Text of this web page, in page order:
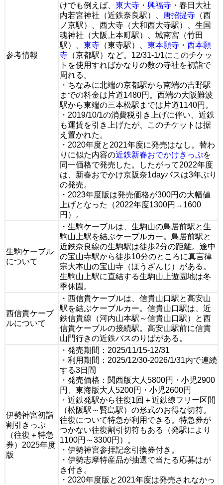
参考情報
けでも例えば、 東大寺・ 興福寺・春日大社
内若宮神社（近鉄奈良駅）、
唐招提寺（西
ノ京駅）、西大寺（大和西大寺駅）、生国
魂神社（大阪上本町駅）、城南宮（竹田
駅）、 東寺（東寺駅）、 東本願寺・ 西本願
寺（京都駅）など。12/31-1/1にこのチケッ
トを使用すればかなりの数の寺社を初詣で
周れる。
・ちなみに北端の京都駅から南端の吉野駅
までの料金は片道1480円。西端の大阪難波
駅から東端の三本松駅までは片道1140円。
・2019/10/1の消費税引き上げに伴い、近鉄
も運賃を引き上げたが、このチケットは据
え置かれた。
・2020年度と2021年度に発売はなし。替わ
りに似た内容の近鉄新春おでかけきっぷを
同一価格で発売した。したがって2022年度
は、新春おでかけ京阪奈1dayパスは3年ぶり
の発売。
・2023年度版は発売価格が300円の大幅値
上げとなった（2022年度1300円→1600
円）。
生駒ケーブル
について
・生駒ケーブルは、生駒山の鳥居前駅と生
駒山上駅を結ぶケーブルカー。鳥居前駅と
近鉄奈良線の生駒駅は徒歩2分の距離。途中
の宝山寺駅から徒歩10分のところに真言律
宗大本山の宝山寺（ほうざんじ）がある。
生駒山上駅に直結する生駒山上遊園地は冬
季休園。
西信貴ケーブ
ルについて
・西信貴ケーブルは、信貴山口駅と高安山
駅を結ぶケーブルカー。信貴山口駅は、近
鉄信貴線（河内山本駅～信貴山口駅）と西
信貴ケーブルの接続駅。高安山駅前に信貴
山門行きの近鉄バスのりばがある。
伊勢神宮初詣
割引きっぷ
（往復＋特急
券）2025年度
版
・発売期間：2025/11/15-12/31
・利用期間：2025/12/30-2026/1/31内で連続
する3日間
・発売価格：関西版大人5800円・小児2900
円、東海版大人5200円・小児2600円
・近鉄発駅から往復1回＋近鉄線フリー区間
（松阪駅～賢島駅）の形式のお得な切符。
往復について特急が利用できる。特急券が
つかない往復割引切符もある（発駅により
1100円～3300円）。
・伊勢神宮参拝記念引換券付き。
・伊勢志摩特産品が抽選で当たる応募はが
き付き。
・2020年度版と2021年度は発売されなかっ